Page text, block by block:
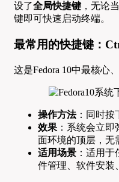
设了全局快捷键 ，无论
键即可快速启动终端。
最常用的快捷键：
这是Fedora 10中最核心
操作方法：同时按
效果 ：系统会立
面环境的顶层，无
适用场景 ：适用
件管理、软件安装